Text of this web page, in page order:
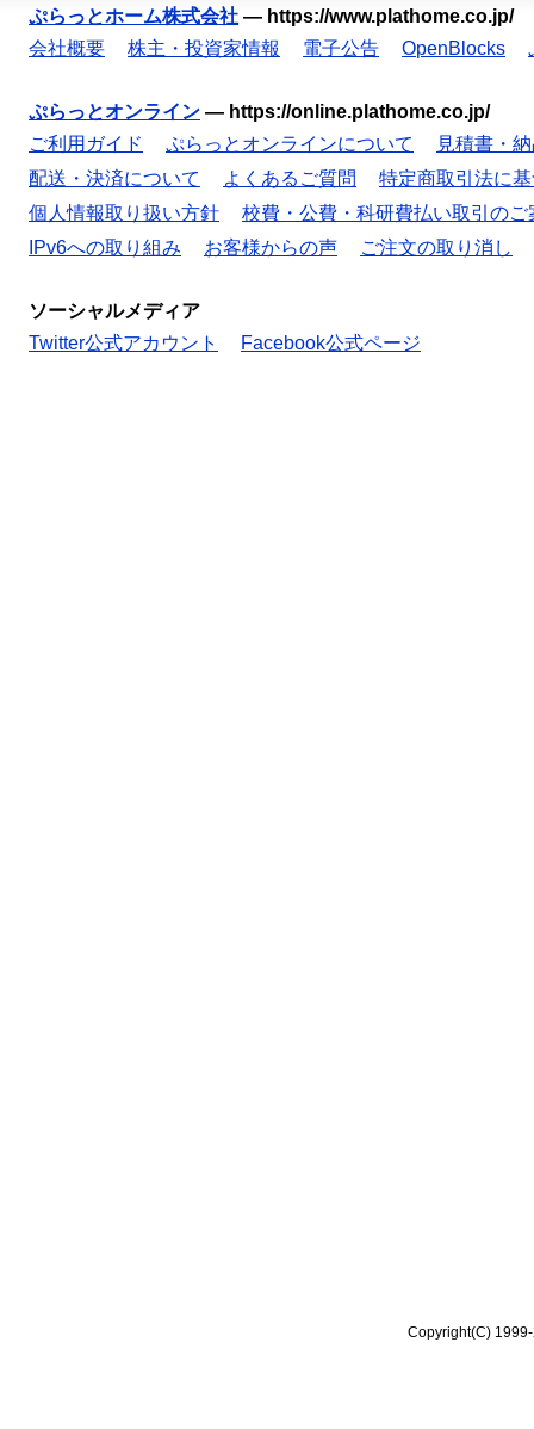
ぷらっとホーム株式会社 — https://www.plathome.co.jp/
会社概要
株主・投資家情報 電子公告 OpenBlocks
ぷらっとオンライン — https://online.plathome.co.jp/
ご利用ガイド
ぷらっとオンラインについて
見積書・
配送・決済について
よくあるご質問
特定商取引法に
個人情報取り扱い方針
校費・公費・科研費払い取引のご
IPv6への取り組み
お客様からの声 ご注文の取り消し
ソーシャルメディア
Twitter公式アカウント
Facebook公式ページ
Copyright(C)